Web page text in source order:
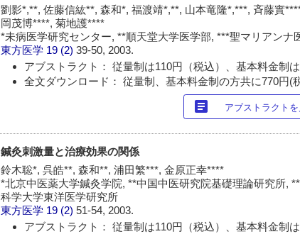
劉影*,**, 佐藤信紘**, 森和*, 福渡靖*,**, 山本竜隆*,***, 斉藤實
岡茂博****, 菊地護****
*未病医学研究センター, **順天堂大学医学部, ***聖マリアン
東方医学 19 (2)39-50, 2003.
アブストラクト： 従量制は110円（税込）、基本料金制
全文ダウンロード： 従量制、基本料金制の方共に770円(
article アブストラクト
鍼灸刺激量と治療効果の関係
鈴木聡*, 呉皓**, 森和**, 浦田繁***, 金原正幸****
*北京中医薬大学鍼灸学院, **中国中医研究院基礎理論研究所,
科学大学東洋医学研究所
東方医学 19 (2)51-54, 2003.
アブストラクト： 従量制は110円（税込）、基本料金制